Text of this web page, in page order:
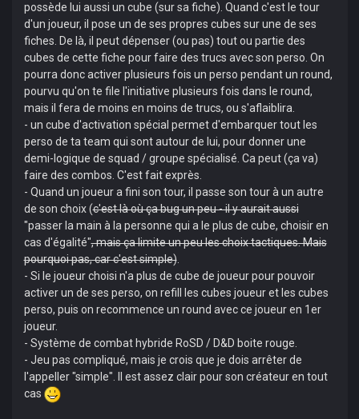
possède lui aussi un cube (sur sa fiche). Quand c'est le tour
d'un joueur, il pose un de ses propres cubes sur une de ses
fiches. De là, il peut dépenser (ou pas) tout ou partie des
cubes de cette fiche pour faire des trucs avec son perso. On
pourra donc activer plusieurs fois un perso pendant un round,
pourvu qu'on te file l'initiative plusieurs fois dans le round,
mais il fera de moins en moins de trucs, ou s'aflaiblira.
- un cube d'activation spécial permet d'embarquer tout les
perso de ta team qui sont autour de lui, pour donner une
demi-logique de squad / groupe spécialisé. Ca peut (ça va)
faire des combos. C'est fait exprès.
- Quand un joueur a fini son tour, il passe son tour à un autre
de son choix (c'est là où ça bug un peu - il y aurait aussi
"passer la main à la personne qui a le plus de cube, choisir en
cas d'égalité", mais ça limite un peu les choix tactiques. Mais
pourquoi pas, car c'est simple).
- Si le joueur choisi n'a plus de cube de joueur pour pouvoir
activer un de ses perso, on refill les cubes joueur et les cubes
perso, puis on recommence un round avec ce joueur en 1er
joueur.
- Système de combat hybride RoSD / D&D boite rouge.
- Jeu pas compliqué, mais je crois que je dois arrêter de
l'appeller "simple". Il est assez clair pour son créateur en tout
cas